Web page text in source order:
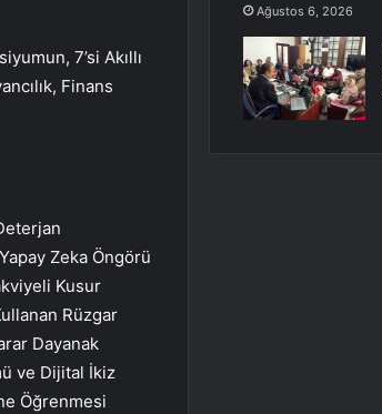
7’si Akıllı
Finans
Zeka Öngörü
Kusur
Rüzgar
Dayanak
ve Dijital İkiz
Öğrenmesi
Ağustos 6, 2026